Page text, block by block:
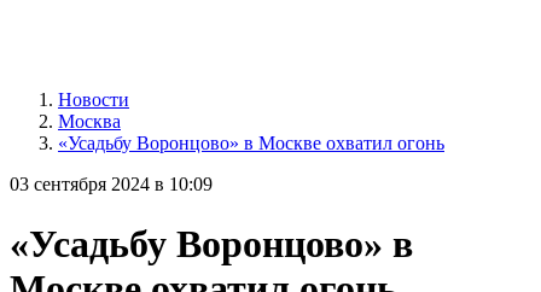
Новости
Москва
«Усадьбу Воронцово» в Москве охватил огонь
03 сентября 2024 в 10:09
«Усадьбу Воронцово» в